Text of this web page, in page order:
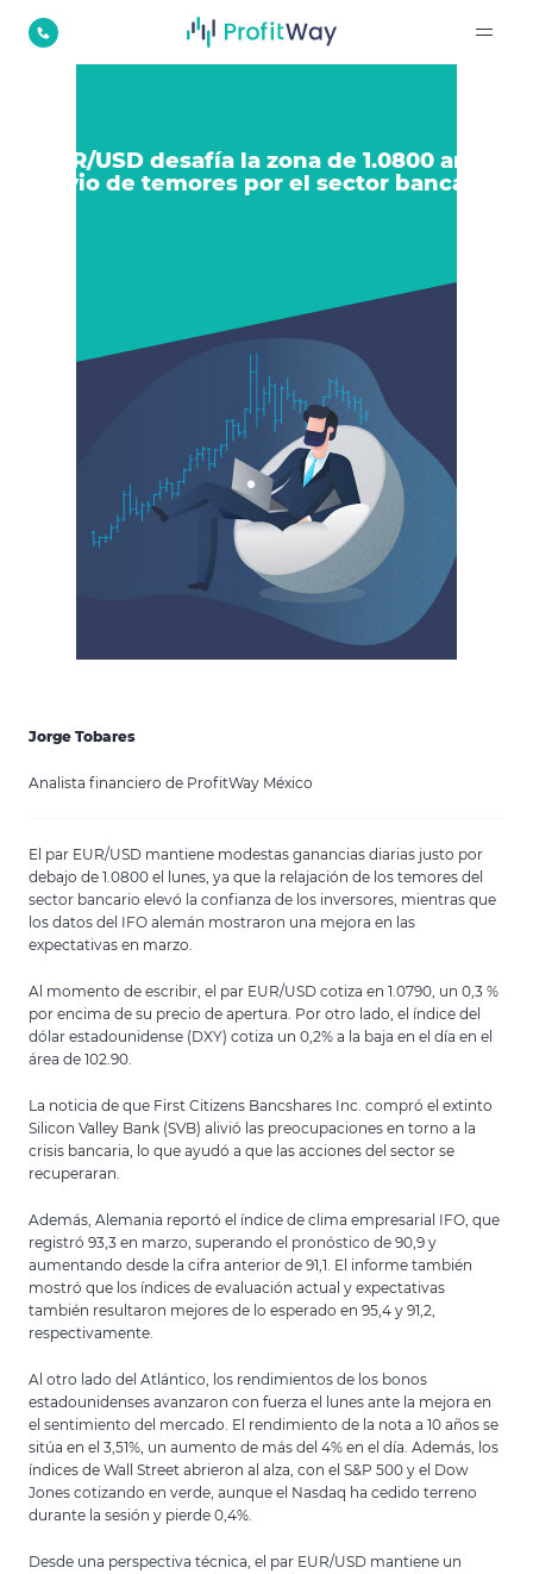
EUR/USD desafía la zona de 1.0800 ante
alivio de temores por el sector bancario
Jorge Tobares
Analista financiero de ProfitWay México
El par EUR/USD mantiene modestas ganancias diarias justo por
debajo de 1.0800 el lunes, ya que la relajación de los temores del
sector bancario elevó la confianza de los inversores, mientras que
los datos del IFO alemán mostraron una mejora en las
expectativas en marzo.
Al momento de escribir, el par EUR/USD cotiza en 1.0790, un 0,3 %
por encima de su precio de apertura. Por otro lado, el índice del
dólar estadounidense (DXY) cotiza un 0,2% a la baja en el día en el
área de 102.90.
La noticia de que First Citizens Bancshares Inc. compró el extinto
Silicon Valley Bank (SVB) alivió las preocupaciones en torno a la
crisis bancaria, lo que ayudó a que las acciones del sector se
recuperaran.
Además, Alemania reportó el índice de clima empresarial IFO, que
registró 93,3 en marzo, superando el pronóstico de 90,9 y
aumentando desde la cifra anterior de 91,1. El informe también
mostró que los índices de evaluación actual y expectativas
también resultaron mejores de lo esperado en 95,4 y 91,2,
respectivamente.
Al otro lado del Atlántico, los rendimientos de los bonos
estadounidenses avanzaron con fuerza el lunes ante la mejora en
el sentimiento del mercado. El rendimiento de la nota a 10 años se
sitúa en el 3,51%, un aumento de más del 4% en el día. Además, los
índices de Wall Street abrieron al alza, con el S&P 500 y el Dow
Jones cotizando en verde, aunque el Nasdaq ha cedido terreno
durante la sesión y pierde 0,4%.
Desde una perspectiva técnica, el par EUR/USD mantiene un